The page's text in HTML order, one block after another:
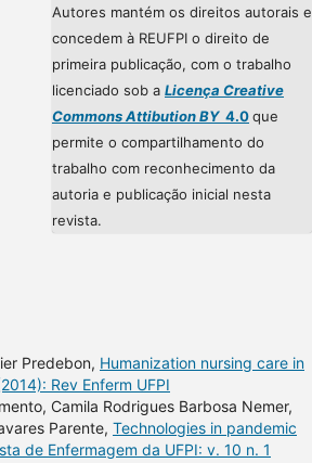
Autores mantém os direitos autorais e
concedem à REUFPI o direito de
primeira publicação, com o trabalho
licenciado sob a Licença Creative
Commons Attibution BY4.0que
permite o compartilhamento do
trabalho com reconhecimento da
autoria e publicação inicial nesta
revista.
Predebon, Humanization nursing care in
Rev Enferm UFPI
Camila Rodrigues Barbosa Nemer,
Parente, Technologies in pandemic
de Enfermagem da UFPI: v. 10 n. 1